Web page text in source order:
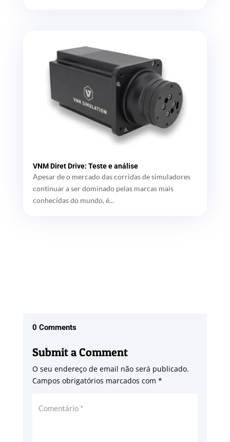
VNM Diret Drive: Teste e análise
Apesar de o mercado das corridas de simuladores
continuar a ser dominado pelas marcas mais
conhecidas do mundo, é...
0 Comments
Submit a Comment
O seu endereço de email não será publicado.
Campos obrigatórios marcados com *